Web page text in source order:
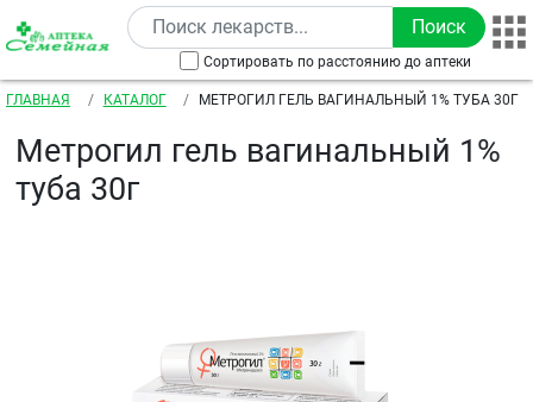
Перейти к основному содержанию
Сортировать по расстоянию до аптеки
Строка навигации
ГЛАВНАЯ КАТАЛОГ МЕТРОГИЛ ГЕЛЬ ВАГИНАЛЬНЫЙ 1% ТУБА 30Г
Метрогил гель вагинальный 1%
туба 30г